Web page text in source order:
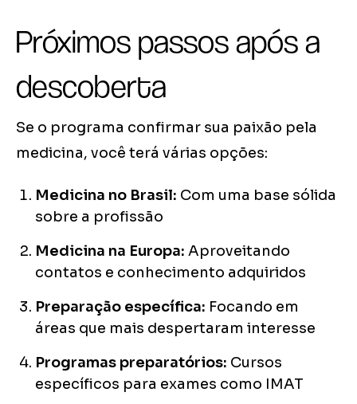
Próximos passos após a
descoberta
Se o programa confirmar sua paixão pela
medicina, você terá várias opções:
Medicina no Brasil: Com uma base sólida
sobre a profissão
Medicina na Europa: Aproveitando
contatos e conhecimento adquiridos
Preparação específica: Focando em
áreas que mais despertaram interesse
Programas preparatórios: Cursos
específicos para exames como IMAT